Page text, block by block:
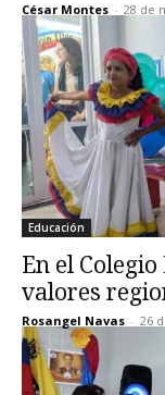
César Montes - 28 de
Educación
En el
valores
Rosangel Navas - 26